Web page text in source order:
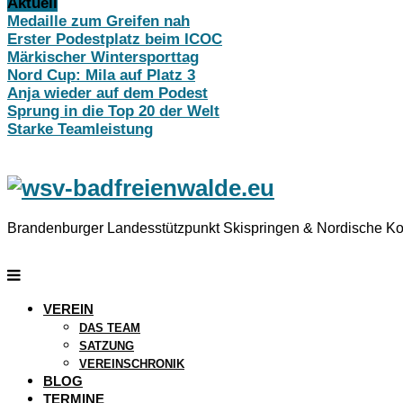
Medaille zum Greifen nah
Erster Podestplatz beim ICOC
Märkischer Wintersporttag
Nord Cup: Mila auf Platz 3
Anja wieder auf dem Podest
Sprung in die Top 20 der Welt
Starke Teamleistung
Brandenburger Landesstützpunkt Skispringen & Nordische
VEREIN
DAS TEAM
SATZUNG
VEREINSCHRONIK
BLOG
TERMINE